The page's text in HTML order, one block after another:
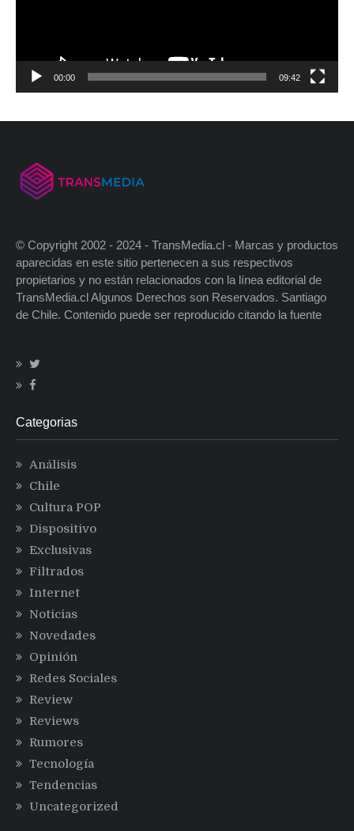
00:00 09:42
© Copyright 2002 - 2024 - TransMedia.cl - Marcas y productos
aparecidas en este sitio pertenecen a sus respectivos
propietarios y no están relacionados con la línea editorial de
TransMedia.cl Algunos Derechos son Reservados. Santiago
de Chile. Contenido puede ser reproducido citando la fuente
Categorias
Análisis
Chile
Cultura POP
Dispositivo
Exclusivas
Filtrados
Internet
Noticias
Novedades
Opinión
Redes Sociales
Review
Reviews
Rumores
Tecnología
Tendencias
Uncategorized